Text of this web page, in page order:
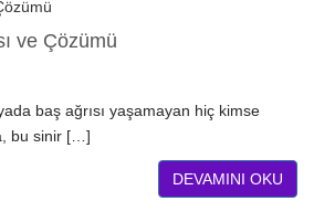
ve Çözümü
baş ağrısı yaşamayan hiç kimse
bu sinir […]
DEVAMINI OKU